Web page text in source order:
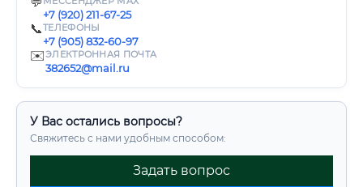
+7 (920) 211-67-25
📞ТЕЛЕФОНЫ
+7 (905) 832-60-97
✉️ЭЛЕКТРОННАЯ ПОЧТА
382652@mail.ru
У Вас остались вопросы?
Свяжитесь с нами удобным способом:
Задать вопрос